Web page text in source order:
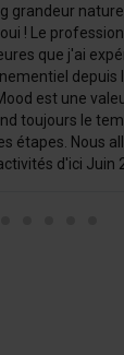
grandeur
! Le
que j'ai
depuis
est une
toujours le
étapes. Nous
d'ici Juin